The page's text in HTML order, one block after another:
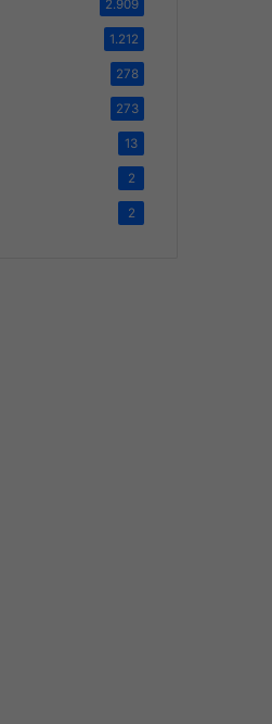
2.909
1.212
278
273
13
2
2